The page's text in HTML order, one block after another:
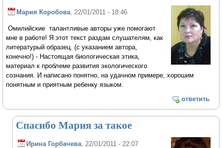
Мария Коробова, 22/01/2011 - 18:46
Омилийские талантливые авторы уже помогают
мне в работе! Я этот текст раздам слушателям, как
литературый образец. (с указанием автора,
конечно!) - Настоящая биологическая этика,
материал к проблеме развития экологического
сознания. И написано понятно, на удачном примере, хорошим
понятным и приятным ребенку языком.
ответить
Спасибо Мария за такое
Ирина Горбачева, 22/01/2011 - 22:07